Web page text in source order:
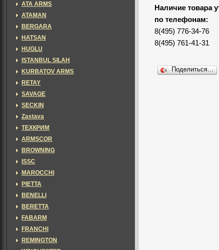
Наличие товара
по телефонам:
8(495) 776-34-76
8(495) 761-41-31
Поделиться…
ATA ARMS
ATAMAN
BERGARA
HATSAN
HUGLU
ISTANBUL SILAH
KURBATOV ARMS
RETAY
SAVAGE
SECKIN
Zastava
ТЕХКРИМ
ARMSCOR
BROWNING
ISSC
MAROCCHI
PIETTA
BENELLI
BERETTA
FABARM
FRANCHI
REMINGTON